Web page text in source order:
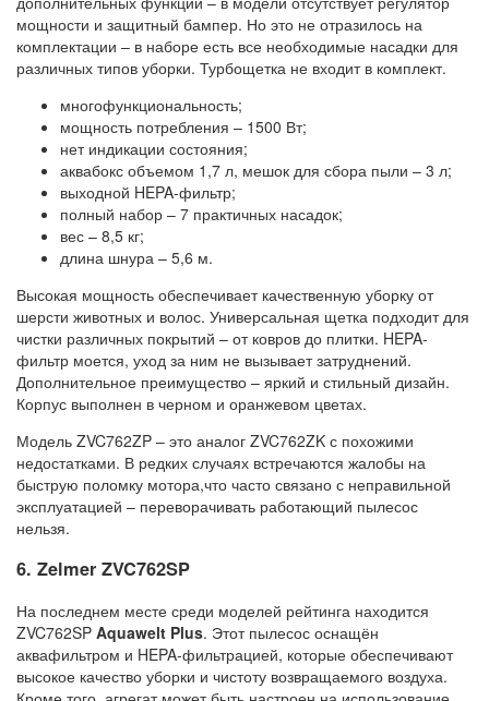
мощности и защитный бампер. Но это не отразилось на
комплектации – в наборе есть все необходимые насадки для
различных типов уборки. Турбощетка не входит в комплект.
многофункциональность;
мощность потребления – 1500 Вт;
нет индикации состояния;
аквабокс объемом 1,7 л, мешок для сбора пыли – 3 л;
выходной HEPA-фильтр;
полный набор – 7 практичных насадок;
вес – 8,5 кг;
длина шнура – 5,6 м.
Высокая мощность обеспечивает качественную уборку от
шерсти животных и волос. Универсальная щетка подходит для
чистки различных покрытий – от ковров до плитки. HEPA-
фильтр моется, уход за ним не вызывает затруднений.
Дополнительное преимущество – яркий и стильный дизайн.
Корпус выполнен в черном и оранжевом цветах.
Модель ZVC762ZP – это аналог ZVC762ZK с похожими
недостатками. В редких случаях встречаются жалобы на
быструю поломку мотора,что часто связано с неправильной
эксплуатацией – переворачивать работающий пылесос
нельзя.
6. Zelmer ZVC762SP
На последнем месте среди моделей рейтинга находится
ZVC762SP Aquawelt Plus. Этот пылесос оснащён
аквафильтром и HEPA-фильтрацией, которые обеспечивают
высокое качество уборки и чистоту возвращаемого воздуха.